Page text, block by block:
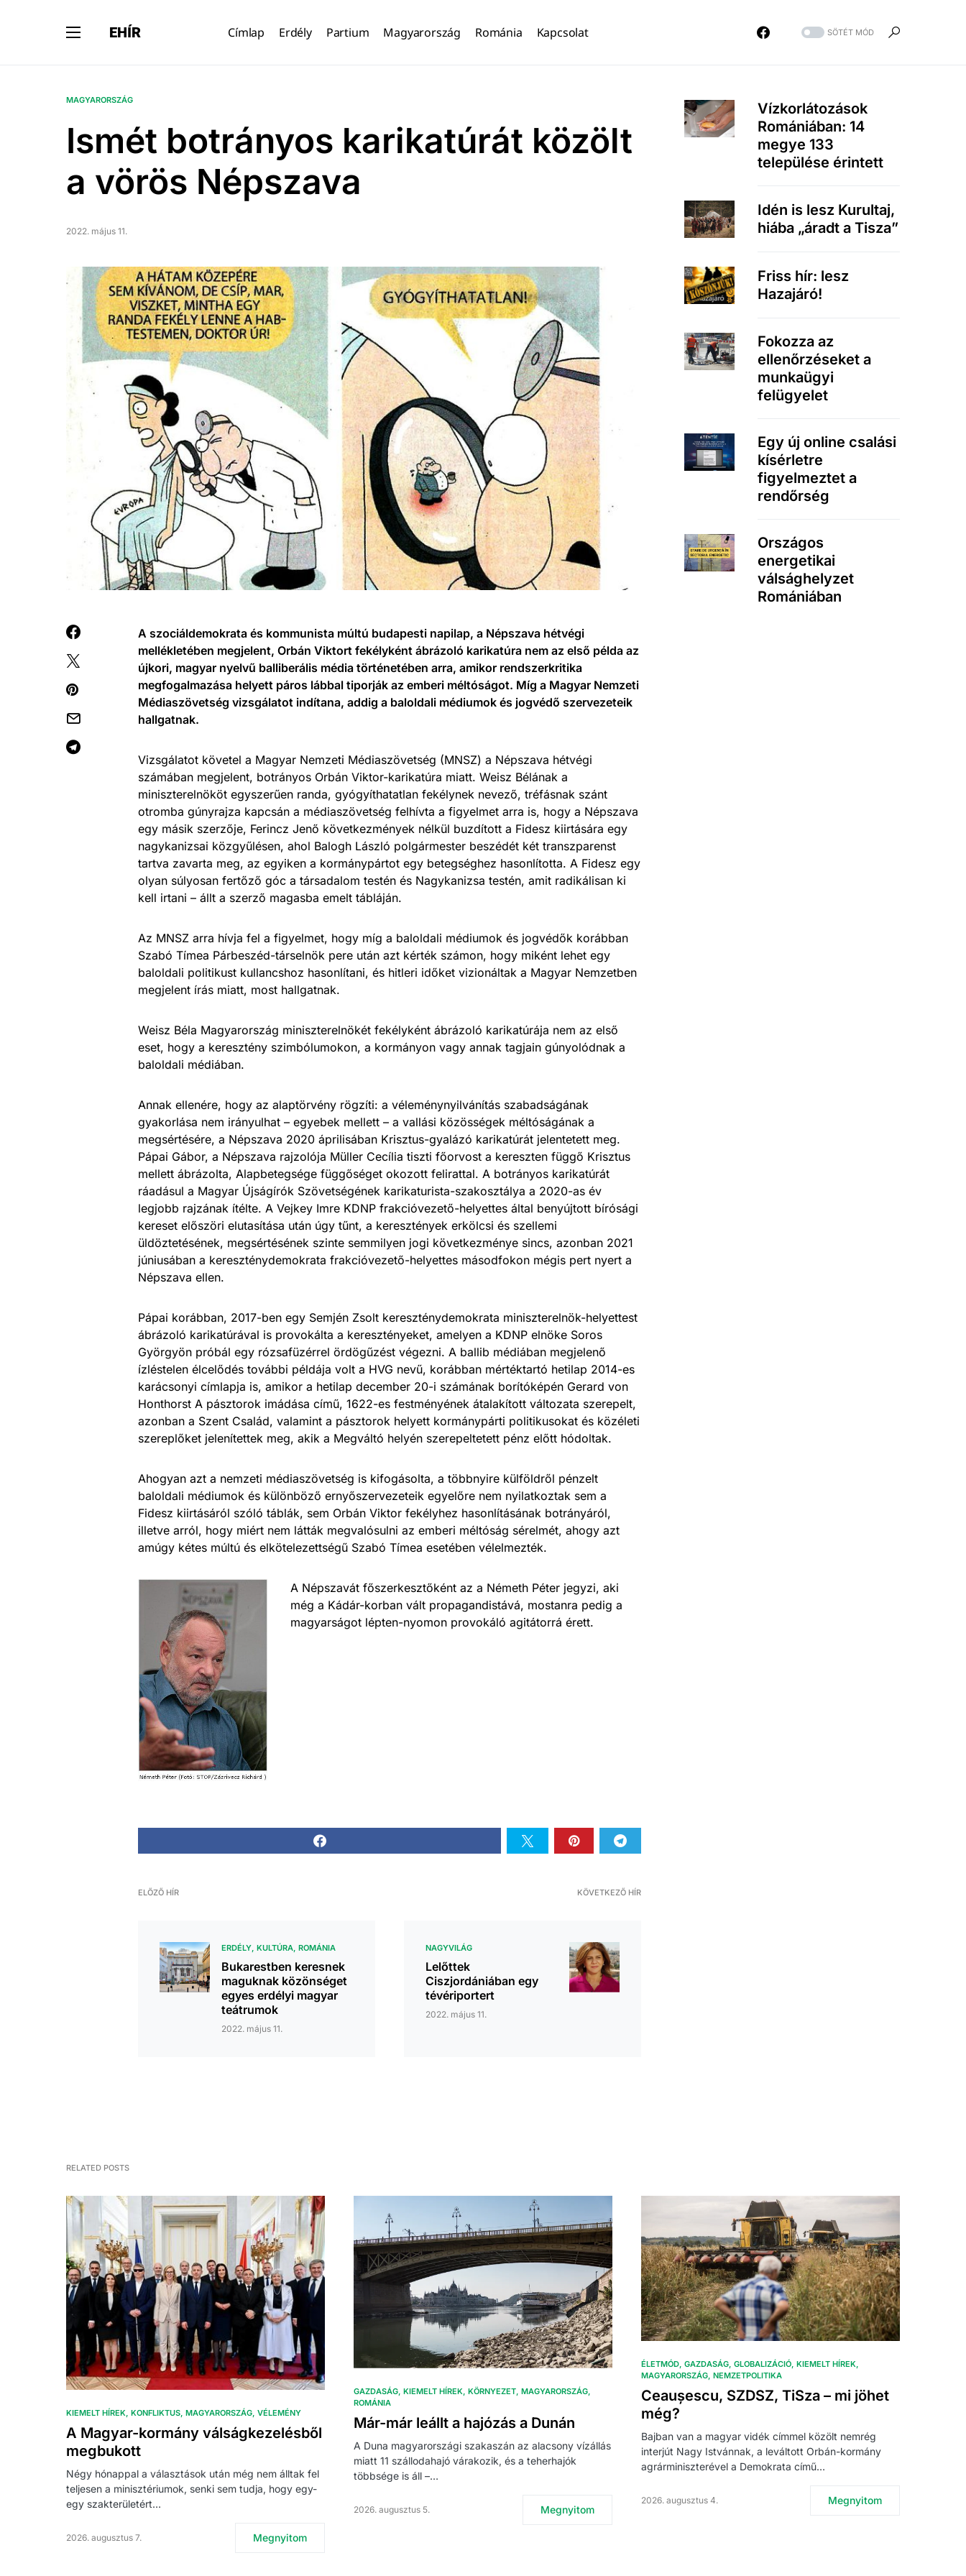
EHÍR Címlap Erdély Partium Magyarország Románia Kapcsolat SÖTÉT MÓD
MAGYARORSZÁG
Ismét botrányos karikatúrát közölt
a vörös Népszava
2022. május 11.
A szociáldemokrata és kommunista múltú budapesti napilap, a Népszava hétvégi
mellékletében megjelent, Orbán Viktort fekélyként ábrázoló karikatúra nem az első példa az
újkori, magyar nyelvű balliberális média történetében arra, amikor rendszerkritika
megfogalmazása helyett páros lábbal tiporják az emberi méltóságot. Míg a Magyar Nemzeti
Médiaszövetség vizsgálatot indítana, addig a baloldali médiumok és jogvédő szervezeteik
hallgatnak.
Vizsgálatot követel a Magyar Nemzeti Médiaszövetség (MNSZ) a Népszava hétvégi
számában megjelent, botrányos Orbán Viktor-karikatúra miatt. Weisz Bélának a
miniszterelnököt egyszerűen randa, gyógyíthatatlan fekélynek nevező, tréfásnak szánt
otromba gúnyrajza kapcsán a médiaszövetség felhívta a figyelmet arra is, hogy a Népszava
egy másik szerzője, Ferincz Jenő következmények nélkül buzdított a Fidesz kiirtására egy
nagykanizsai közgyűlésen, ahol Balogh László polgármester beszédét két transzparenst
tartva zavarta meg, az egyiken a kormánypártot egy betegséghez hasonlította. A Fidesz egy
olyan súlyosan fertőző góc a társadalom testén és Nagykanizsa testén, amit radikálisan ki
kell irtani – állt a szerző magasba emelt tábláján.
Az MNSZ arra hívja fel a figyelmet, hogy míg a baloldali médiumok és jogvédők korábban
Szabó Tímea Párbeszéd-társelnök pere után azt kérték számon, hogy miként lehet egy
baloldali politikust kullancshoz hasonlítani, és hitleri időket vizionáltak a Magyar Nemzetben
megjelent írás miatt, most hallgatnak.
Weisz Béla Magyarország miniszterelnökét fekélyként ábrázoló karikatúrája nem az első
eset, hogy a keresztény szimbólumokon, a kormányon vagy annak tagjain gúnyolódnak a
baloldali médiában.
Annak ellenére, hogy az alaptörvény rögzíti: a véleménynyilvánítás szabadságának
gyakorlása nem irányulhat – egyebek mellett – a vallási közösségek méltóságának a
megsértésére, a Népszava 2020 áprilisában Krisztus-gyalázó karikatúrát jelentetett meg.
Pápai Gábor, a Népszava rajzolója Müller Cecília tiszti főorvost a kereszten függő Krisztus
mellett ábrázolta, Alapbetegsége függőséget okozott felirattal. A botrányos karikatúrát
ráadásul a Magyar Újságírók Szövetségének karikaturista-szakosztálya a 2020-as év
legjobb rajzának ítélte. A Vejkey Imre KDNP frakcióvezető-helyettes által benyújtott bírósági
kereset előszöri elutasítása után úgy tűnt, a keresztények erkölcsi és szellemi
üldöztetésének, megsértésének szinte semmilyen jogi következménye sincs, azonban 2021
júniusában a kereszténydemokrata frakcióvezető-helyettes másodfokon mégis pert nyert a
Népszava ellen.
Pápai korábban, 2017-ben egy Semjén Zsolt kereszténydemokrata miniszterelnök-helyettest
ábrázoló karikatúrával is provokálta a keresztényeket, amelyen a KDNP elnöke Soros
Györgyön próbál egy rózsafüzérrel ördögűzést végezni. A ballib médiában megjelenő
ízléstelen élcelődés további példája volt a HVG nevű, korábban mértéktartó hetilap 2014-es
karácsonyi címlapja is, amikor a hetilap december 20-i számának borítóképén Gerard von
Honthorst A pásztorok imádása című, 1622-es festményének átalakított változata szerepelt,
azonban a Szent Család, valamint a pásztorok helyett kormánypárti politikusokat és közéleti
szereplőket jelenítettek meg, akik a Megváltó helyén szerepeltetett pénz előtt hódoltak.
Ahogyan azt a nemzeti médiaszövetség is kifogásolta, a többnyire külföldről pénzelt
baloldali médiumok és különböző ernyőszervezeteik egyelőre nem nyilatkoztak sem a
Fidesz kiirtásáról szóló táblák, sem Orbán Viktor fekélyhez hasonlításának botrányáról,
illetve arról, hogy miért nem látták megvalósulni az emberi méltóság sérelmét, ahogy azt
amúgy kétes múltú és elkötelezettségű Szabó Tímea esetében vélelmezték.
A Népszavát főszerkesztőként az a Németh Péter jegyzi, aki
még a Kádár-korban vált propagandistává, mostanra pedig a
magyarságot lépten-nyomon provokáló agitátorrá érett.
ELŐZŐ HÍR
ERDÉLY KULTÚRA ROMÁNIA
Bukarestben keresnek
maguknak közönséget
egyes erdélyi magyar
teátrumok
2022. május 11.
KÖVETKEZŐ HÍR
NAGYVILÁG
Lelőttek
Ciszjordániában egy
tévériportert
2022. május 11.
Vízkorlátozások
Romániában: 14
megye 133
települése érintett
Idén is lesz Kurultaj,
hiába „áradt a Tisza”
Friss hír: lesz
Hazajáró!
Fokozza az
ellenőrzéseket a
munkaügyi
felügyelet
Egy új online csalási
kísérletre
figyelmeztet a
rendőrség
Országos
energetikai
válsághelyzet
Romániában
RELATED POSTS
KIEMELT HÍREK KONFLIKTUS MAGYARORSZÁG VÉLEMÉNY
A Magyar-kormány válságkezelésből
megbukott
Négy hónappal a választások után még nem álltak fel
teljesen a minisztériumok, senki sem tudja, hogy egy-
egy szakterületért…
2026. augusztus 7. Megnyitom
GAZDASÁG KIEMELT HÍREK KÖRNYEZET MAGYARORSZÁG
ROMÁNIA
Már-már leállt a hajózás a Dunán
A Duna magyarországi szakaszán az alacsony vízállás
miatt 11 szállodahajó várakozik, és a teherhajók
többsége is áll –…
2026. augusztus 5. Megnyitom
ÉLETMÓD GAZDASÁG GLOBALIZÁCIÓ KIEMELT HÍREK
MAGYARORSZÁG NEMZETPOLITIKA
Ceaușescu, SZDSZ, TiSza – mi jöhet
még?
Bajban van a magyar vidék címmel közölt nemrég
interjút Nagy Istvánnak, a leváltott Orbán-kormány
agrárminiszterével a Demokrata című…
2026. augusztus 4. Megnyitom